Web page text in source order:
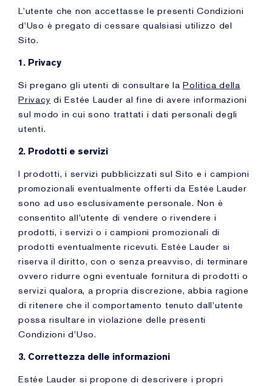
L'utente che non accettasse le presenti Condizioni
d'Uso è pregato di cessare qualsiasi utilizzo del
Sito.
1. Privacy
Si pregano gli utenti di consultare laPolitica della
Privacy di Estée Lauder al fine di avere informazioni
sul modo in cui sono trattati i dati personali degli
utenti.
2. Prodotti e servizi
I prodotti, i servizi pubblicizzati sul Sito e i campioni
promozionali eventualmente offerti da Estée Lauder
sono ad uso esclusivamente personale. Non è
consentito all'utente di vendere o rivendere i
prodotti, i servizi o i campioni promozionali di
prodotti eventualmente ricevuti. Estée Lauder si
riserva il diritto, con o senza preavviso, di terminare
ovvero ridurre ogni eventuale fornitura di prodotti o
servizi qualora, a propria discrezione, abbia ragione
di ritenere che il comportamento tenuto dall'utente
possa risultare in violazione delle presenti
Condizioni d'Uso.
3. Correttezza delle informazioni
Estée Lauder si propone di descrivere i propri